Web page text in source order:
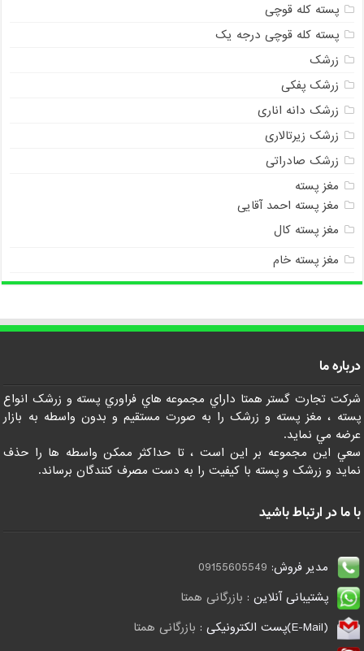
پسته کله قوچی
پسته کله قوچی درجه یک
زرشک
زرشک پفکی
زرشک دانه اناری
زرشک زیرتالاری
زرشک صادراتی
مغز پسته
مغز پسته احمد آقایی
مغز پسته کال
مغز پسته خام
درباره ما
شرکت تجارت گستر همتا داراي مجموعه هاي فراوري پسته و زرشک انواع
پسته ، مغز پسته و زرشک را به صورت مستقيم و بدون واسطه به بازار
عرضه مي نمايد.
سعي اين مجموعه بر اين است ، تا حداکثر ممکن واسطه ها را حذف
نمايد و زرشک و پسته با کيفيت را به دست مصرف کنندگان برساند.
با ما در ارتباط باشید
مدیر فروش: 09155605549
پشتیبانی آنلاین : بازرگانی همتا
(E-Mail)پست الکترونیکی :
بازرگانی همتا